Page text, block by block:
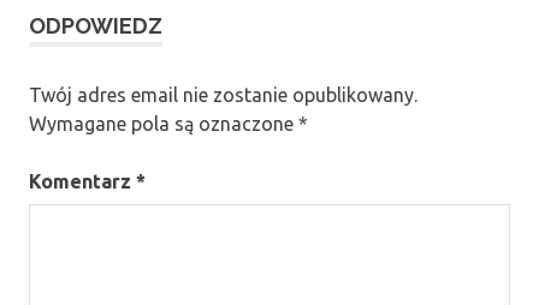
ODPOWIEDZ
Twój adres email nie zostanie opublikowany.
Wymagane pola są oznaczone *
Komentarz *